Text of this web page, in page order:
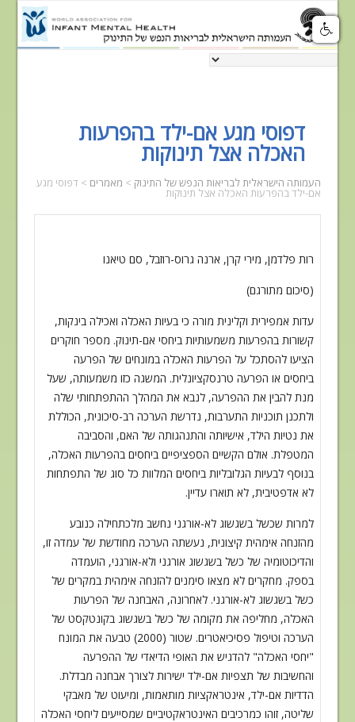
דפוסי מגע אם-ילד בהפרעות
האכלה אצל תינוקות
העמותה הישראלית לבריאות הנפש של התינוק > מאמרים > דפוסי מגע
אם-ילד בהפרעות האכלה אצל תינוקות
רות פלדמן, מירי קרן, ארנה גרוס-רוזבל, סם טיאנו
(סיכום מתורגם)
עדות אמפירית וקלינית מורה כי בעיות האכלה ואכילה בינקות,
קשורות בהפרעות משמעותיות ביחסי אם-תינוק. מספר חוקרים
הציעו להסתכל על הפרעות האכלה במונחים של הפרעה
ביחסים או הפרעה טרנסקציונלית. המשגה כזו משמעותה, שעל
מנת להבין את ההפרעה, לנבא את המהלך ההתפתחותי שלה
ולתכנן תוכניות התערבות, נדרשת הערכה רב-סיכונית, הכוללת
את נטיות הילד, אישיותה והתנהגותה של האם, והסביבה
המטפלת. אולם הקשיים הספציפיים ביחסים בהפרעות האכלה,
בנוסף לבעיות הגלובליות ביחסים המלוות כל סוג של התפתחות
לא אדפטיבית, לא תוארו עדיין.
למרות שכשל בשגשוג לא-אורגני נחשב מלכתחילה כנובע
מהזנחה אימהית קיצונית, נעשתה הערכה מחודשת של עמדה זו,
והדיכוטומיה של כשל בשגשוג אורגני ולא-אורגני, הועמדה
בספק. מחקרים לא מצאו סימנים להזנחה אימהית במקרים של
כשל בשגשוג לא-אורגני. לאחרונה, האבחנה של הפרעות
האכלה, מחליפה את מקומה של כשל בשגשוג בקונטקסט של
הערכה
וטיפול פסיכיאטרים. שטור (2000) טבעה את המונח
"יחסי האכלה" להדגיש את האופי הדיאדי של ההפרעה
והחשיבות של תצפיות אם-ילד ישירות לצורך אבחנה מבדלת.
הדדיות אם-ילד, אינטראקציות מותאמות, ומיעוט של מאבקי
שליטה, זוהו כמרכיבים האינטראקטיביים שמסייעים ליחסי האכלה